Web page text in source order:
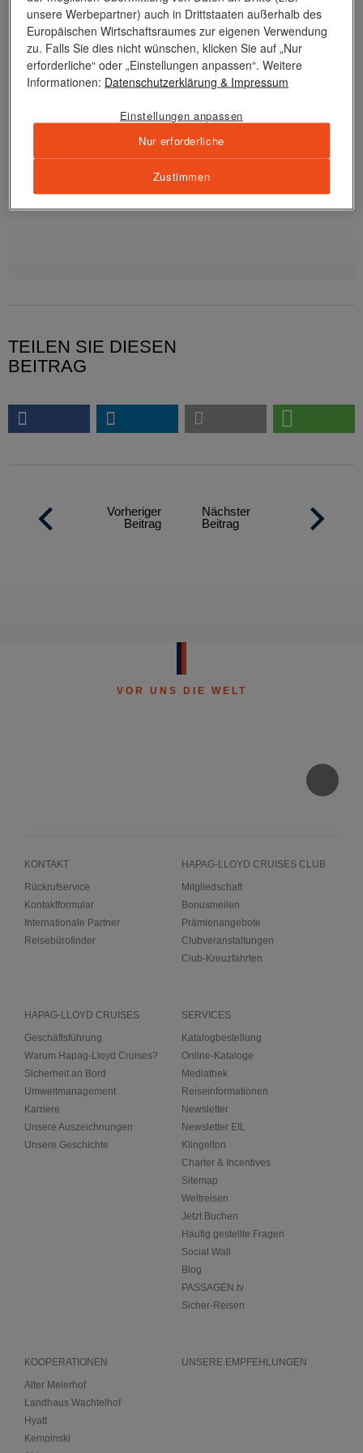
www.juliecockburn.com
Wir danken dem Galeristen Till Bräuning (Bräuning
) für die fachkundige Beratung.
zurück zur Blog-Übersicht
TEILEN SIE DIESEN
BEITRAG
Vorheriger
Beitrag
Nächster
Beitrag
VOR UNS DIE WELT
KONTAKT
Rückrufservice
Kontaktformular
Internationale Partner
Reisebürofinder
HAPAG-LLOYD CRUISES CLUB
Mitgliedschaft
Bonusmeilen
Prämienangebote
Clubveranstaltungen
Club-Kreuzfahrten
HAPAG-LLOYD CRUISES
Geschäftsführung
Warum Hapag-Lloyd Cruises?
Sicherheit an Bord
Umweltmanagement
Karriere
Unsere Auszeichnungen
Unsere Geschichte
SERVICES
Katalogbestellung
Online-Kataloge
Mediathek
Reiseinformationen
Newsletter
Newsletter EIL
Klingelton
Charter & Incentives
Sitemap
Weltreisen
Jetzt Buchen
Häufig gestellte Fragen
Social Wall
Blog
PASSAGEN.tv
Sicher-Reisen
KOOPERATIONEN
Alter Meierhof
Landhaus Wachtelhof
Hyatt
Kempinski
UNSERE EMPFEHLUNGEN
unsere Werbepartner) auch in Drittstaaten außerhalb des
Europäischen Wirtschaftsraumes zur eigenen Verwendung
zu. Falls Sie dies nicht wünschen, klicken Sie auf „Nur
erforderliche“ oder „Einstellungen anpassen“. Weitere
Informationen: Datenschutzerklärung & Impressum
Einstellungen anpassen
Nur erforderliche
Zustimmen